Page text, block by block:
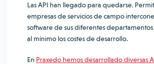
Las API han llegado para quedarse.
empresas de servicios de campo
software de sus diferentes
al mínimo los costes de desarrollo.
En Praxedo hemos desarrollado diversas